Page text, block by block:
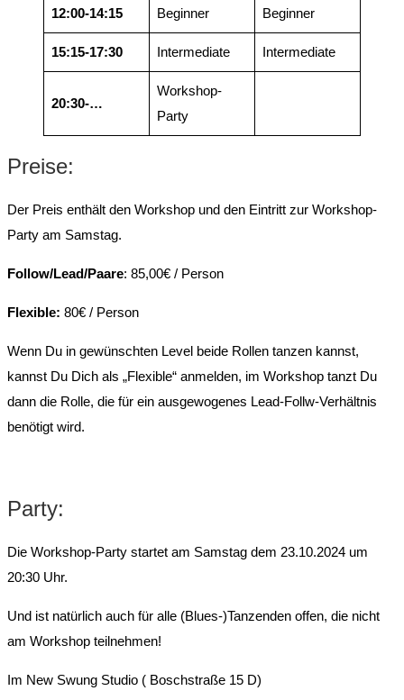
12:00-14:15 Beginner Beginner
15:15-17:30 Intermediate Intermediate
20:30-…
Workshop-
Party
Preise:
Der Preis enthält den Workshop und den Eintritt zur Workshop-
Party am Samstag.
Follow/Lead/Paare: 85,00€ / Person
Flexible: 80€ / Person
Wenn Du in gewünschten Level beide Rollen tanzen kannst,
kannst Du Dich als „Flexible“ anmelden, im Workshop tanzt Du
dann die Rolle, die für ein ausgewogenes Lead-Follw-Verhältnis
benötigt wird.
Party:
Die Workshop-Party startet am Samstag dem 23.10.2024 um
20:30 Uhr.
Und ist natürlich auch für alle (Blues-)Tanzenden offen, die nicht
am Workshop teilnehmen!
Im New Swung Studio ( Boschstraße 15 D)